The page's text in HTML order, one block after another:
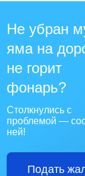
Не убран
яма на
не горит
фонарь?
Столкнулись с
проблемой —
ней!
Подать